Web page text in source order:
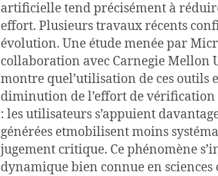
artificielle tend précisément à
effort. Plusieurs travaux récents
évolution. Une étude menée par
collaboration avec Carnegie Mellon
montre quel’utilisation de ces outils
diminution de l’effort de
: les utilisateurs s’appuient
générées etmobilisent moins
jugement critique. Ce phénomène
dynamique bien connue en sciences